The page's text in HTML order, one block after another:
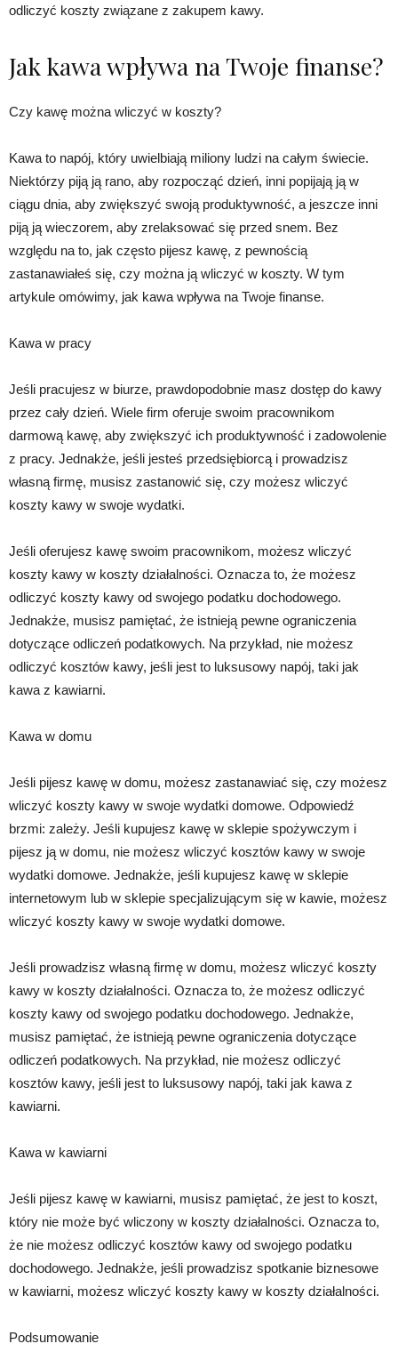
odliczyć koszty związane z zakupem kawy.
Jak kawa wpływa na Twoje finanse?
Czy kawę można wliczyć w koszty?
Kawa to napój, który uwielbiają miliony ludzi na całym świecie.
Niektórzy piją ją rano, aby rozpocząć dzień, inni popijają ją w
ciągu dnia, aby zwiększyć swoją produktywność, a jeszcze inni
piją ją wieczorem, aby zrelaksować się przed snem. Bez
względu na to, jak często pijesz kawę, z pewnością
zastanawiałeś się, czy można ją wliczyć w koszty. W tym
artykule omówimy, jak kawa wpływa na Twoje finanse.
Kawa w pracy
Jeśli pracujesz w biurze, prawdopodobnie masz dostęp do kawy
przez cały dzień. Wiele firm oferuje swoim pracownikom
darmową kawę, aby zwiększyć ich produktywność i zadowolenie
z pracy. Jednakże, jeśli jesteś przedsiębiorcą i prowadzisz
własną firmę, musisz zastanowić się, czy możesz wliczyć
koszty kawy w swoje wydatki.
Jeśli oferujesz kawę swoim pracownikom, możesz wliczyć
koszty kawy w koszty działalności. Oznacza to, że możesz
odliczyć koszty kawy od swojego podatku dochodowego.
Jednakże, musisz pamiętać, że istnieją pewne ograniczenia
dotyczące odliczeń podatkowych. Na przykład, nie możesz
odliczyć kosztów kawy, jeśli jest to luksusowy napój, taki jak
kawa z kawiarni.
Kawa w domu
Jeśli pijesz kawę w domu, możesz zastanawiać się, czy możesz
wliczyć koszty kawy w swoje wydatki domowe. Odpowiedź
brzmi: zależy. Jeśli kupujesz kawę w sklepie spożywczym i
pijesz ją w domu, nie możesz wliczyć kosztów kawy w swoje
wydatki domowe. Jednakże, jeśli kupujesz kawę w sklepie
internetowym lub w sklepie specjalizującym się w kawie, możesz
wliczyć koszty kawy w swoje wydatki domowe.
Jeśli prowadzisz własną firmę w domu, możesz wliczyć koszty
kawy w koszty działalności. Oznacza to, że możesz odliczyć
koszty kawy od swojego podatku dochodowego. Jednakże,
musisz pamiętać, że istnieją pewne ograniczenia dotyczące
odliczeń podatkowych. Na przykład, nie możesz odliczyć
kosztów kawy, jeśli jest to luksusowy napój, taki jak kawa z
kawiarni.
Kawa w kawiarni
Jeśli pijesz kawę w kawiarni, musisz pamiętać, że jest to koszt,
który nie może być wliczony w koszty działalności. Oznacza to,
że nie możesz odliczyć kosztów kawy od swojego podatku
dochodowego. Jednakże, jeśli prowadzisz spotkanie biznesowe
w kawiarni, możesz wliczyć koszty kawy w koszty działalności.
Podsumowanie